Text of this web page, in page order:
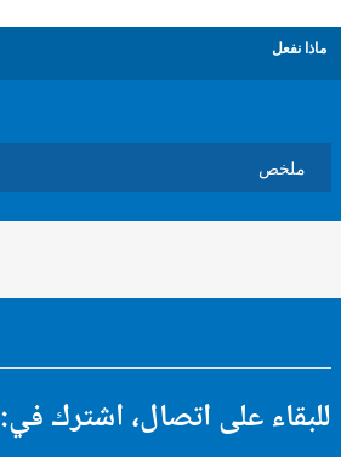
على اتصال، اشترك في: